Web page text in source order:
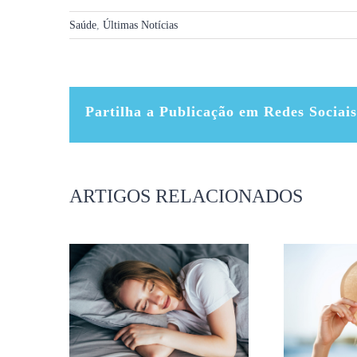
Saúde, Últimas Notícias
Partilha a Publicação em Redes
ARTIGOS RELACIONADOS